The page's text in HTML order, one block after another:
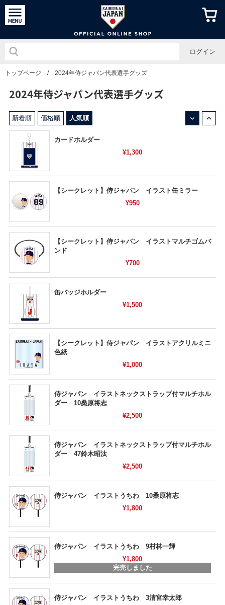
侍ジャパ
ログイン
トップページ / 2024年侍ジャパン代表選手グッズ
2024年侍ジャパン代表選手グッズ
新着順 価格順 人気順
カードホルダー
¥1,300
【シークレット】侍ジャパン イラスト缶ミラー
¥950
【シークレット】侍ジャパン イラストマルチゴムバ
ンド
¥700
缶バッジホルダー
¥1,500
【シークレット】侍ジャパン イラストアクリルミニ
色紙
¥1,000
侍ジャパン イラストネックストラップ付マルチホル
ダー 10桑原将志
¥2,500
侍ジャパン イラストネックストラップ付マルチホル
ダー 47鈴木昭汰
¥2,500
侍ジャパン イラストうちわ 10桑原将志
¥1,800
侍ジャパン イラストうちわ 9村林一輝
¥1,800
完売しました
侍ジャパン イラストうちわ 3清宮幸太郎